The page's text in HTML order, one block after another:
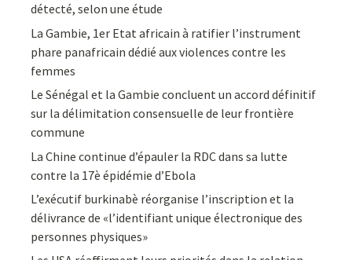
détecté, selon une étude
La Gambie, 1er Etat africain à ratifier l’instrument
phare panafricain dédié aux violences contre les
femmes
Le Sénégal et la Gambie concluent un accord définitif
sur la délimitation consensuelle de leur frontière
commune
La Chine continue d’épauler la RDC dans sa lutte
contre la 17è épidémie d’Ebola
L’exécutif burkinabè réorganise l’inscription et la
délivrance de «l’identifiant unique électronique des
personnes physiques»